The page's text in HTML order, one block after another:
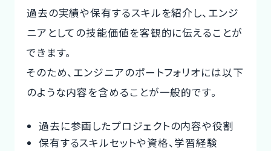
過去の実績や保有するスキルを紹介し、エンジ
ニアとしての技能価値を客観的に伝えることが
できます。
そのため、エンジニアのポートフォリオには以下
のような内容を含めることが一般的です。
過去に参画したプロジェクトの内容や役割
保有するスキルセットや資格、学習経験